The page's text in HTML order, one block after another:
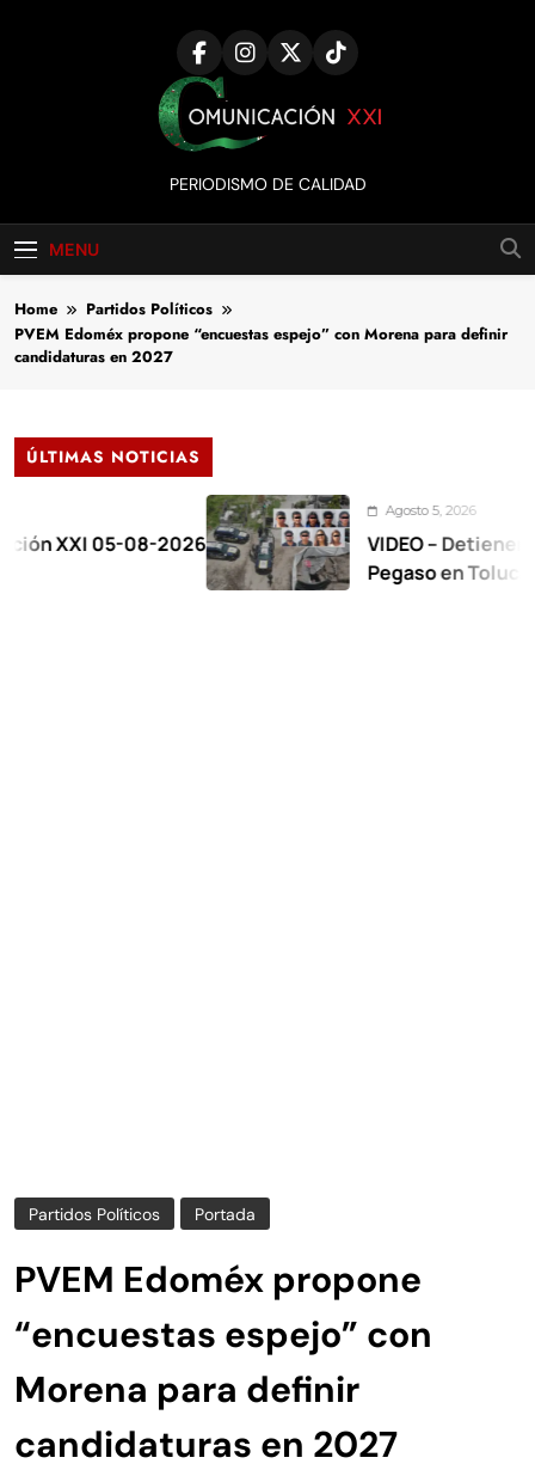
Comunicación
XXI
PERIODISMO DE CALIDAD
MENU
Home
Partidos Políticos
PVEM Edoméx propone “encuestas espejo” con Morena para definir
candidaturas en 2027
ÚLTIMAS NOTICIAS
08-2026
Agosto 5, 2026
VIDEO – Detienen a 17 en
Pegaso en Toluca
Partidos Políticos Portada
PVEM Edoméx propone
“encuestas espejo” con
Morena para definir
candidaturas en 2027